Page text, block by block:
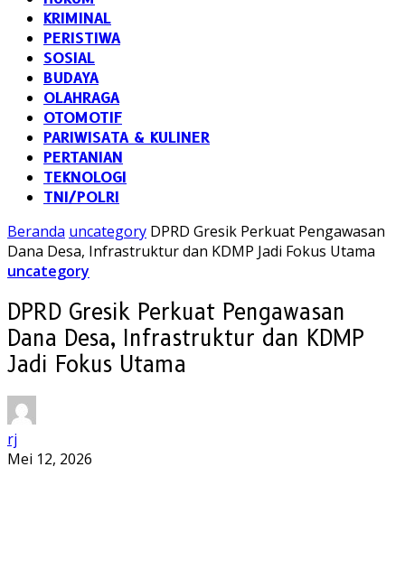
KRIMINAL
PERISTIWA
SOSIAL
BUDAYA
OLAHRAGA
OTOMOTIF
PARIWISATA & KULINER
PERTANIAN
TEKNOLOGI
TNI/POLRI
Beranda uncategory DPRD Gresik Perkuat Pengawasan
Dana Desa, Infrastruktur dan KDMP Jadi Fokus Utama
uncategory
DPRD Gresik Perkuat Pengawasan
Dana Desa, Infrastruktur dan KDMP
Jadi Fokus Utama
rj
Mei 12, 2026